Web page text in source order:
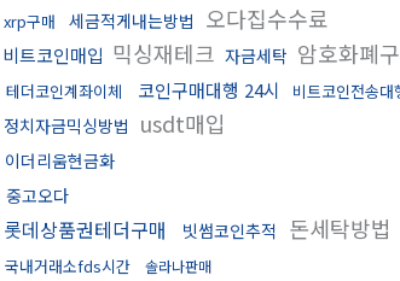
xrp구매 세금적게내는방법 오다집수수료
비트코인매입 믹싱재테크 자금세탁 암호화폐
테더코인계좌이체 코인구매대행 24시 비트코인전송대
정치자금믹싱방법 usdt매입
이더리움현금화
중고오다
롯데상품권테더구매 빗썸코인추적 돈세탁방법
국내거래소fds시간 솔라나판매